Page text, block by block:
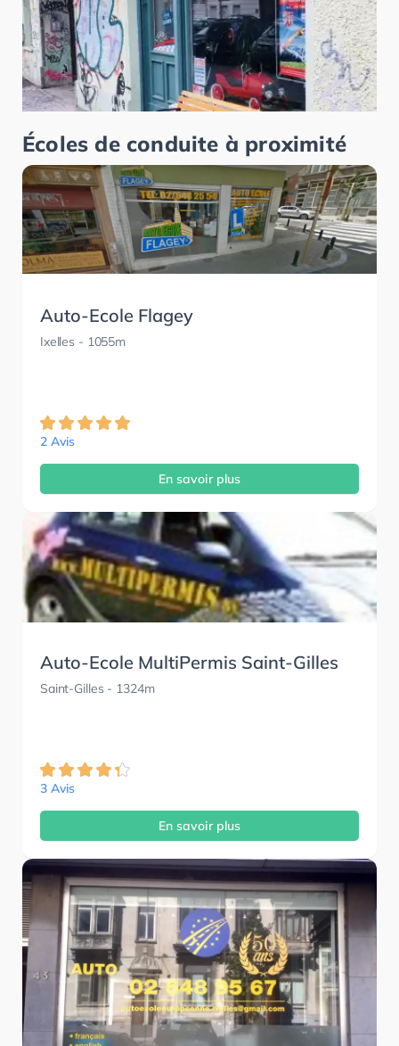
Écoles de conduite à proximité
Auto-Ecole Flagey
Ixelles - 1055m
2 Avis
En savoir plus
Auto-Ecole MultiPermis Saint-Gilles
Saint-Gilles - 1324m
3 Avis
En savoir plus